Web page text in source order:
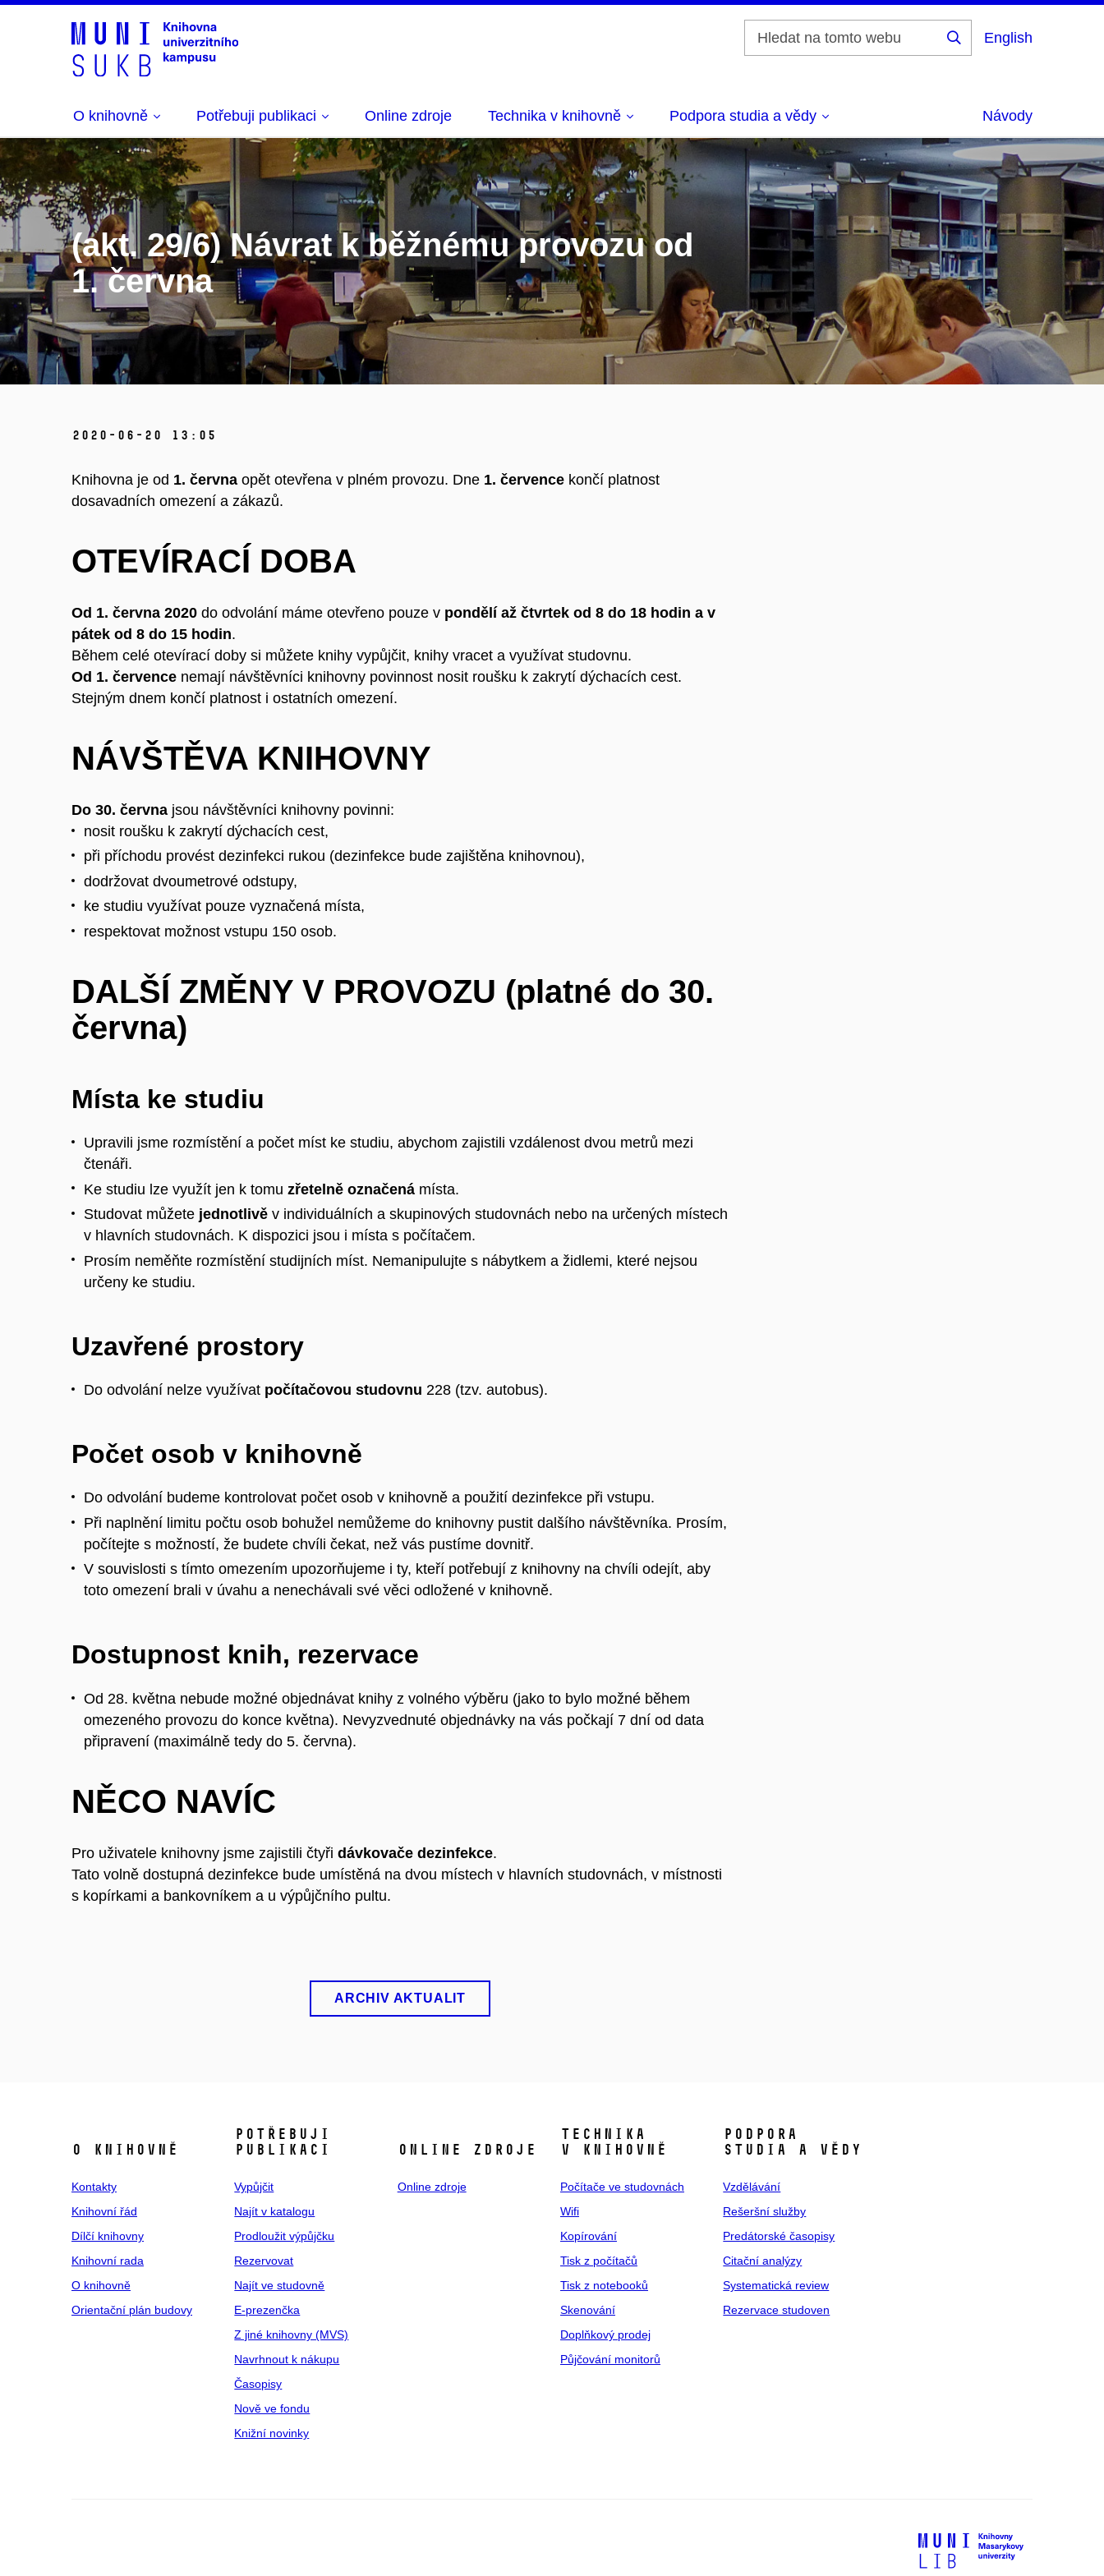
English
O knihovně Potřebuji publikaci Online zdroje Technika v knihovně Podpora studia a vědy Návody
(akt. 29/6) Návrat k běžnému provozu od
1. června
2020-06-20 13:05
Knihovna je od 1. června opět otevřena v plném provozu. Dne 1. července končí platnost
dosavadních omezení a zákazů.
OTEVÍRACÍ DOBA
Od 1. června 2020 do odvolání máme otevřeno pouze v pondělí až čtvrtek od 8 do 18 hodin a v
pátek od 8 do 15 hodin.
Během celé otevírací doby si můžete knihy vypůjčit, knihy vracet a využívat studovnu.
Od 1. července nemají návštěvníci knihovny povinnost nosit roušku k zakrytí dýchacích cest.
Stejným dnem končí platnost i ostatních omezení.
NÁVŠTĚVA KNIHOVNY
Do 30. června jsou návštěvníci knihovny povinni:
nosit roušku k zakrytí dýchacích cest,
při příchodu provést dezinfekci rukou (dezinfekce bude zajištěna knihovnou),
dodržovat dvoumetrové odstupy,
ke studiu využívat pouze vyznačená místa,
respektovat možnost vstupu 150 osob.
DALŠÍ ZMĚNY V PROVOZU (platné do 30.
června)
Místa ke studiu
Upravili jsme rozmístění a počet míst ke studiu, abychom zajistili vzdálenost dvou metrů mezi
čtenáři.
Ke studiu lze využít jen k tomu zřetelně označená místa.
Studovat můžete jednotlivě v individuálních a skupinových studovnách nebo na určených místech
v hlavních studovnách. K dispozici jsou i místa s počítačem.
Prosím neměňte rozmístění studijních míst. Nemanipulujte s nábytkem a židlemi, které nejsou
určeny ke studiu.
Uzavřené prostory
Do odvolání nelze využívat počítačovou studovnu 228 (tzv. autobus).
Počet osob v knihovně
Do odvolání budeme kontrolovat počet osob v knihovně a použití dezinfekce při vstupu.
Při naplnění limitu počtu osob bohužel nemůžeme do knihovny pustit dalšího návštěvníka. Prosím,
počítejte s možností, že budete chvíli čekat, než vás pustíme dovnitř.
V souvislosti s tímto omezením upozorňujeme i ty, kteří potřebují z knihovny na chvíli odejít, aby
toto omezení brali v úvahu a nenechávali své věci odložené v knihovně.
Dostupnost knih, rezervace
Od 28. května nebude možné objednávat knihy z volného výběru (jako to bylo možné během
omezeného provozu do konce května). Nevyzvednuté objednávky na vás počkají 7 dní od data
připravení (maximálně tedy do 5. června).
NĚCO NAVÍC
Pro uživatele knihovny jsme zajistili čtyři dávkovače dezinfekce.
Tato volně dostupná dezinfekce bude umístěná na dvou místech v hlavních studovnách, v místnosti
s kopírkami a bankovníkem a u výpůjčního pultu.
ARCHIV AKTUALIT
O KNIHOVNĚ
Kontakty
Knihovní řád
Dílčí knihovny
Knihovní rada
O knihovně
Orientační plán budovy
POTŘEBUJI
PUBLIKACI
Vypůjčit
Najít v katalogu
Prodloužit výpůjčku
Rezervovat
Najít ve studovně
E‑prezenčka
Z jiné knihovny (MVS)
Navrhnout k nákupu
Časopisy
Nově ve fondu
Knižní novinky
ONLINE ZDROJE
Online zdroje
TECHNIKA
V KNIHOVNĚ
Počítače ve studovnách
Wifi
Kopírování
Tisk z počítačů
Tisk z notebooků
Skenování
Doplňkový prodej
Půjčování monitorů
PODPORA
STUDIA A VĚDY
Vzdělávání
Rešeršní služby
Predátorské časopisy
Citační analýzy
Systematická review
Rezervace studoven